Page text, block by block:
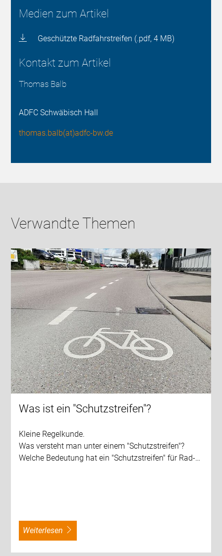
Medien zum Artikel
Geschützte Radfahrstreifen (.pdf, 4 MB)
Kontakt zum Artikel
Thomas Balb
ADFC Schwäbisch Hall
thomas.balb(at)adfc-bw.de
Verwandte Themen
Was ist ein "Schutzstreifen"?
Kleine Regelkunde.
Was versteht man unter einem "Schutzstreifen"?
Welche Bedeutung hat ein "Schutzstreifen" für Rad-…
weiterlesen